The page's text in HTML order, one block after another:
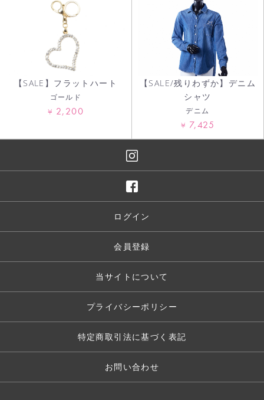
【SALE】フラットハート
ゴールド
¥ 2,200
【SALE/残りわずか】デニム
シャツ
デニム
¥ 7,425
ログイン
会員登録
当サイトについて
プライバシーポリシー
特定商取引法に基づく表記
お問い合わせ